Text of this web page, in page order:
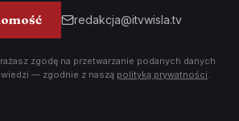
redakcja@itvwisla.tv
zgodę na przetwarzanie podanych danych
— zgodnie z naszą polityką prywatności.